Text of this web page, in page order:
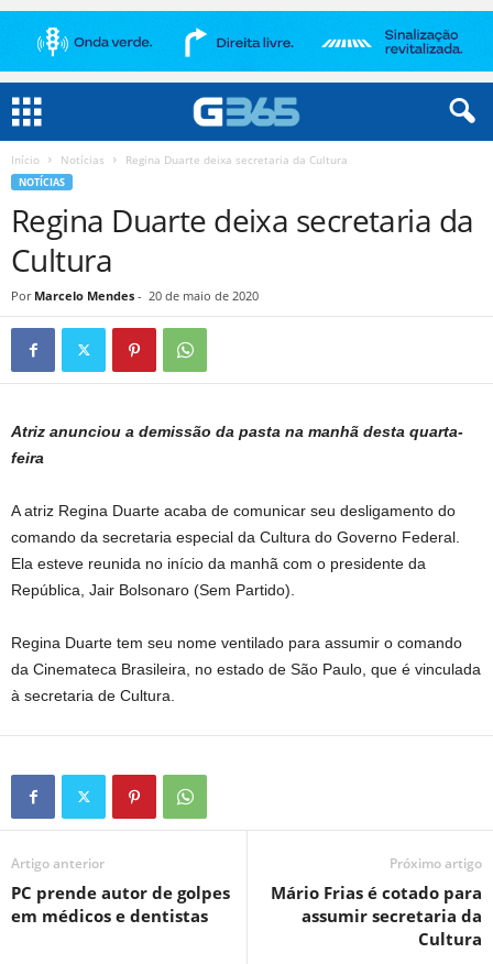
Início Notícias Regina Duarte deixa secretaria da Cultura
NOTÍCIAS
Regina Duarte deixa secretaria da
Cultura
Por Marcelo Mendes - 20 de maio de 2020
Atriz anunciou a demissão da pasta na manhã desta quarta-
feira
A atriz Regina Duarte acaba de comunicar seu desligamento do
comando da secretaria especial da Cultura do Governo Federal.
Ela esteve reunida no início da manhã com o presidente da
República, Jair Bolsonaro (Sem Partido).
Regina Duarte tem seu nome ventilado para assumir o comando
da Cinemateca Brasileira, no estado de São Paulo, que é vinculada
à secretaria de Cultura.
Artigo anterior
PC prende autor de golpes
em médicos e dentistas
Próximo artigo
Mário Frias é cotado para
assumir secretaria da
Cultura